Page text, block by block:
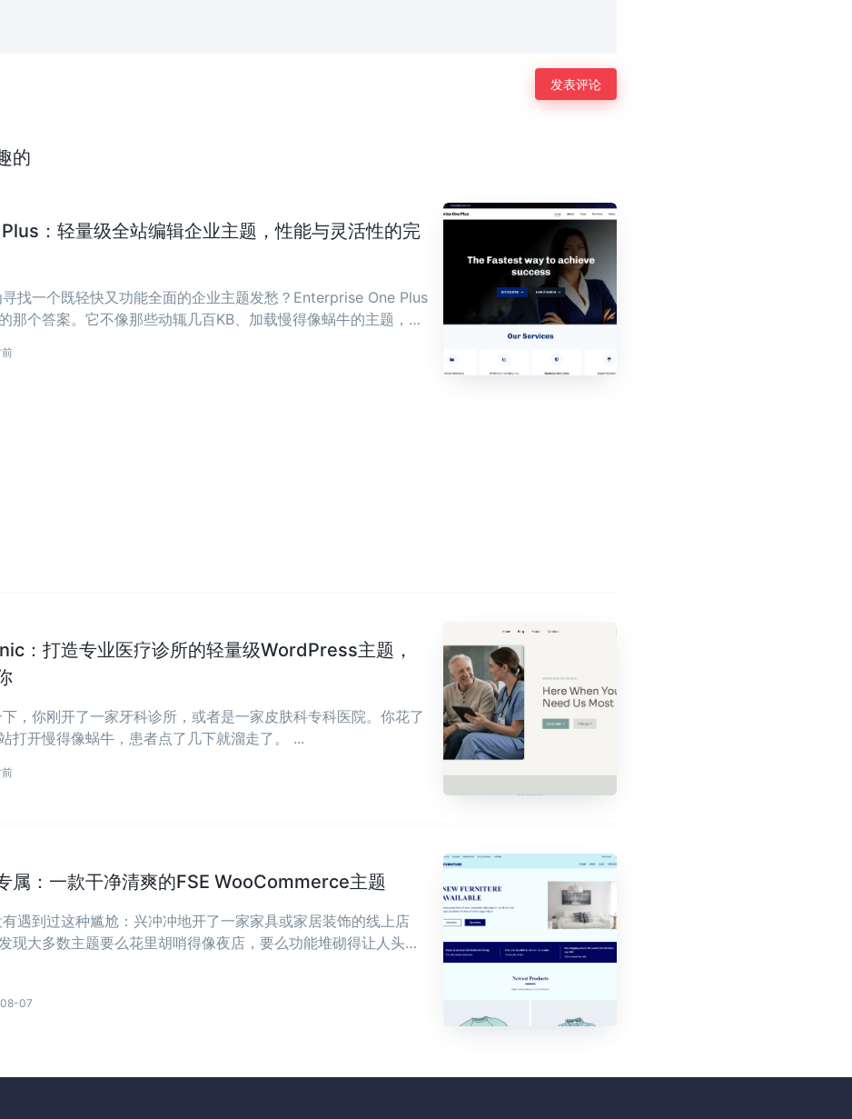
的
：轻量级全站编辑企业主题，性能与灵活性的完
找一个既轻快又功能全面的企业主题发愁？Enterprise One Plus
那个答案。它不像那些动辄几百KB、加载慢得像蜗牛的主题，而
：打造专业医疗诊所的轻量级WordPress主题，
，你刚开了一家牙科诊所，或者是一家皮肤科专科医院。你花了
打开慢得像蜗牛，患者点了几下就溜走了。 ...
属：一款干净清爽的FSE WooCommerce主题
遇到过这种尴尬：兴冲冲地开了一家家具或家居装饰的线上店
现大多数主题要么花里胡哨得像夜店，要么功能堆砌得让人头
07